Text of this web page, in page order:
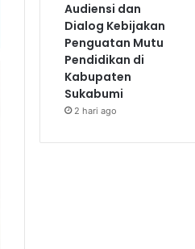
Audiensi dan
Dialog Kebijakan
Penguatan Mutu
Pendidikan di
Kabupaten
Sukabumi
2 hari ago